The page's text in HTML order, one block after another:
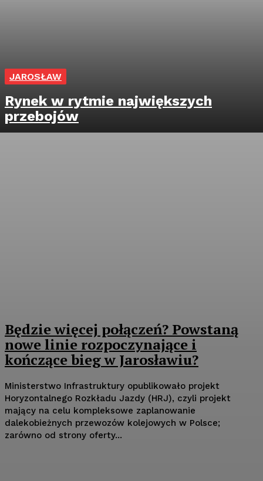
JAROSŁAW
Rynek w rytmie największych
przebojów
Będzie więcej połączeń? Powstaną
nowe linie rozpoczynające i
kończące bieg w Jarosławiu?
Ministerstwo Infrastruktury opublikowało projekt
Horyzontalnego Rozkładu Jazdy (HRJ), czyli projekt
mający na celu kompleksowe zaplanowanie
dalekobieżnych przewozów kolejowych w Polsce;
zarówno od strony oferty...